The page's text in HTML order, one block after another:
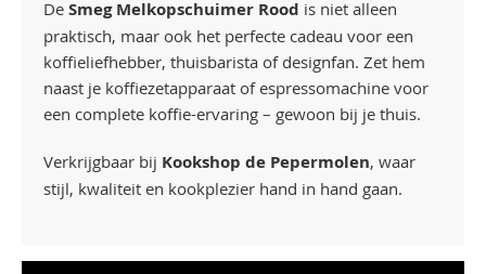
De Smeg Melkopschuimer Rood is niet alleen
praktisch, maar ook het perfecte cadeau voor een
koffieliefhebber, thuisbarista of designfan. Zet hem
naast je koffiezetapparaat of espressomachine voor
een complete koffie-ervaring – gewoon bij je thuis.
Verkrijgbaar bij Kookshop de Pepermolen, waar
stijl, kwaliteit en kookplezier hand in hand gaan.